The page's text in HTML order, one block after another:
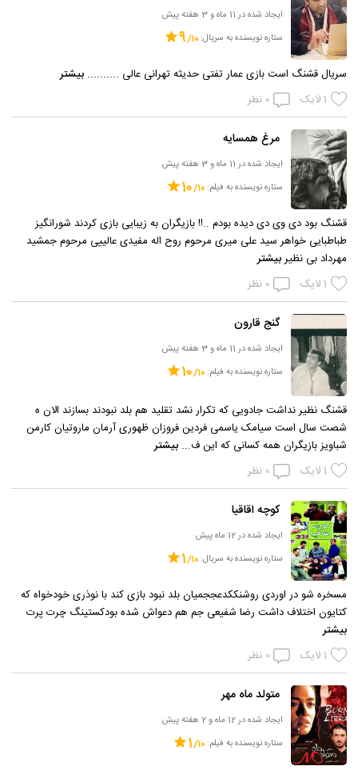
ایجاد شده در 11 ماه و 3 هفته پیش
ستاره نویسنده به سریال:
9
سریال قشنگ است بازی عمار تفتی حدیثه تهرانی عالی ..........بیشتر
1لایک 0 نظر
مرغ همسایه
ایجاد شده در 11 ماه و 3 هفته پیش
ستاره نویسنده به فیلم:
10
قشنگ بود دی وی دی دیده بودم ..!! بازیگران به زیبایی بازی کردند شورانگیز
طباطبایی خواهر سید علی میری مرحوم روح اله مفیدی عالییی مرحوم جمشید
مهرداد بی نظیربیشتر
1لایک 0 نظر
گنج قارون
ایجاد شده در 11 ماه و 3 هفته پیش
ستاره نویسنده به فیلم:
10
قشنگ نظیر نداشت جادویی که تکرار نشد تقلید هم بلد نبودند بسازند الان ه
شصت سال است سیامک یاسمی فردین فروزان ظهوری آرمان ماروتیان کارمن
شباویز بازیگران همه کسانی که این ف...بیشتر
1لایک 0 نظر
کوچه اقاقیا
ایجاد شده در 12 ماه پیش
ستاره نویسنده به سریال:
1
مسخره شو در اوردی روشنککدعججمیان بلد نبود بازی کند با نوذری خودخواه که
کتایون اختلاف داشت رضا شفیعی جم هم دعواش شده بودکستینگ چرت پرت
بیشتر
1لایک 0 نظر
متولد ماه مهر
ایجاد شده در 12 ماه و 2 هفته پیش
ستاره نویسنده به فیلم:
1